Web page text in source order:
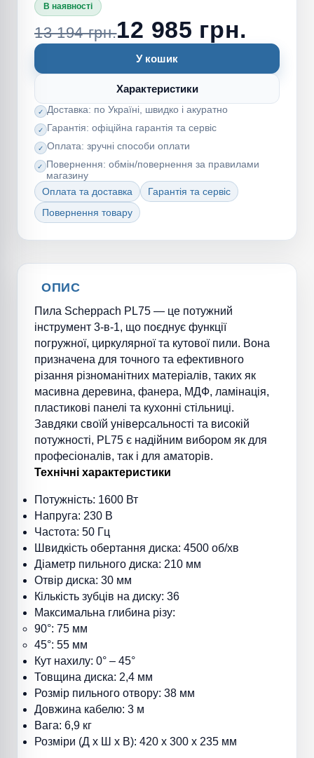
В наявності
13 194 грн.12 985 грн.
У кошик
Характеристики
Доставка: по Україні, швидко і акуратно
Гарантія: офіційна гарантія та сервіс
Оплата: зручні способи оплати
Повернення: обмін/повернення за правилами
магазину
Оплата та доставка
Гарантія та сервіс
Повернення товару
ОПИС
Пила Scheppach PL75 — це потужний
інструмент 3-в-1, що поєднує функції
погружної, циркулярної та кутової пили. Вона
призначена для точного та ефективного
різання різноманітних матеріалів, таких як
масивна деревина, фанера, МДФ, ламінація,
пластикові панелі та кухонні стільниці.
Завдяки своїй універсальності та високій
потужності, PL75 є надійним вибором як для
професіоналів, так і для аматорів.
Технічні характеристики
Потужність: 1600 Вт
Напруга: 230 В
Частота: 50 Гц
Швидкість обертання диска: 4500 об/хв
Діаметр пильного диска: 210 мм
Отвір диска: 30 мм
Кількість зубців на диску: 36
Максимальна глибина різу:
90°: 75 мм
45°: 55 мм
Кут нахилу: 0° – 45°
Товщина диска: 2,4 мм
Розмір пильного отвору: 38 мм
Довжина кабелю: 3 м
Вага: 6,9 кг
Розміри (Д x Ш x В): 420 x 300 x 235 мм